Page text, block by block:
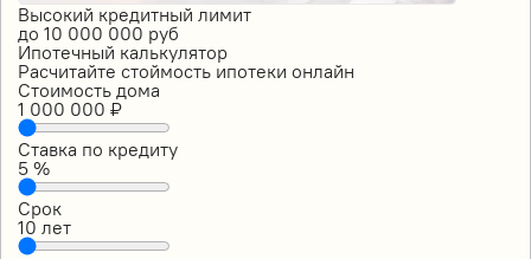
Высокий кредитный лимит
до 10 000 000 руб
Ипотечный калькулятор
Расчитайте стоймость ипотеки онлайн
Стоимость дома
1 000 000 ₽
Ставка по кредиту
5 %
Срок
10 лет